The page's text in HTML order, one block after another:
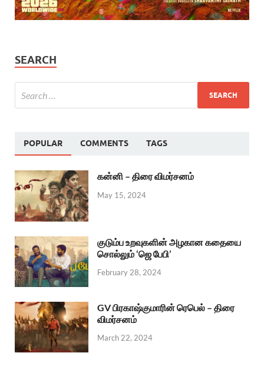
SEARCH
POPULAR COMMENTS TAGS
கன்னி – திரை விமர்சனம்
May 15, 2024
குடும்ப உறவுகளின் அழகான கதையை
சொல்லும் ‘ஜெ பேபி’
February 28, 2024
GV பிரகாஷ்குமாரின் ரெபெல் – திரை
விமர்சனம்
March 22, 2024